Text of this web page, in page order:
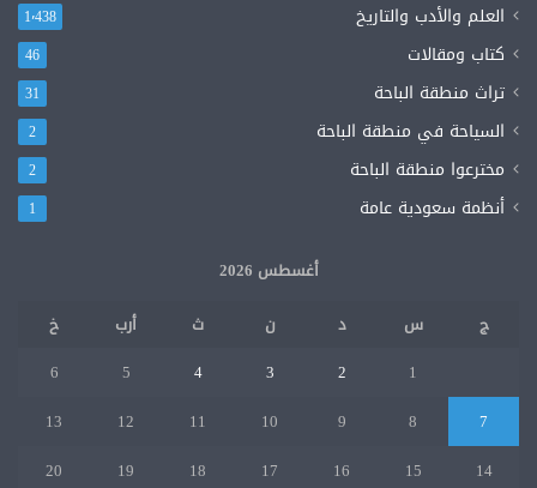
العلم والأدب والتاريخ 1٬438
كتاب ومقالات 46
تراث منطقة الباحة 31
السياحة في منطقة الباحة 2
مخترعوا منطقة الباحة 2
أنظمة سعودية عامة 1
أغسطس 2026
ج
س د ن ث أرب
خ
1
2
3
4
5
6
7
8
9
10
11
12
13
14
15
16
17
18
19
20